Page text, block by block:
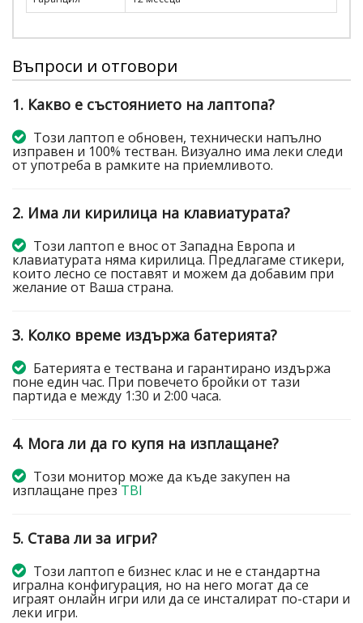
Въпроси и отговори
1. Какво е състоянието на лаптопа?
Този лаптоп е обновен, технически напълно
изправен и 100% тестван. Визуално има леки следи
от употреба в рамките на приемливото.
2. Има ли кирилица на клавиатурата?
Този лаптоп е внос от Западна Европа и
клавиатурата няма кирилица. Предлагаме стикери,
които лесно се поставят и можем да добавим при
желание от Ваша страна.
3. Колко време издържа батерията?
Батерията е тествана и гарантирано издържа
поне един час. При повечето бройки от тази
партида е между 1:30 и 2:00 часа.
4. Мога ли да го купя на изплащане?
Този монитор може да къде закупен на
изплащане презTBI
5. Става ли за игри?
Този лаптоп е бизнес клас и не е стандартна
игрална конфигурация, но на него могат да се
играят онлайн игри или да се инсталират по-стари и
леки игри.